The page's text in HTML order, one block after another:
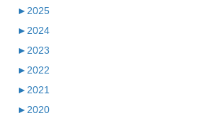
► 2025
► 2024
► 2023
► 2022
► 2021
► 2020